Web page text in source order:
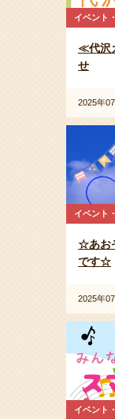
イベント
≪代沢
せ
2025年
イベント
☆あお
です☆
2025年
イベント